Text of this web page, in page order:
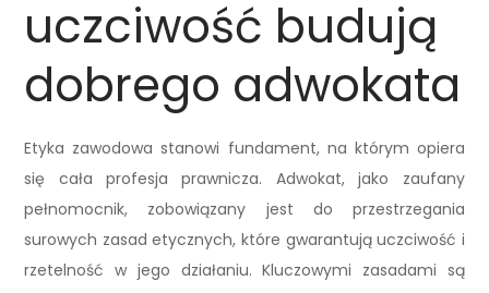
uczciwość budują
dobrego adwokata
Etyka zawodowa stanowi fundament, na którym opiera
się cała profesja prawnicza. Adwokat, jako zaufany
pełnomocnik, zobowiązany jest do przestrzegania
surowych zasad etycznych, które gwarantują uczciwość i
rzetelność w jego działaniu. Kluczowymi zasadami są